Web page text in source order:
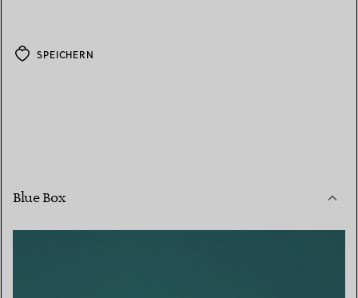
SPEICHERN
Blue Box